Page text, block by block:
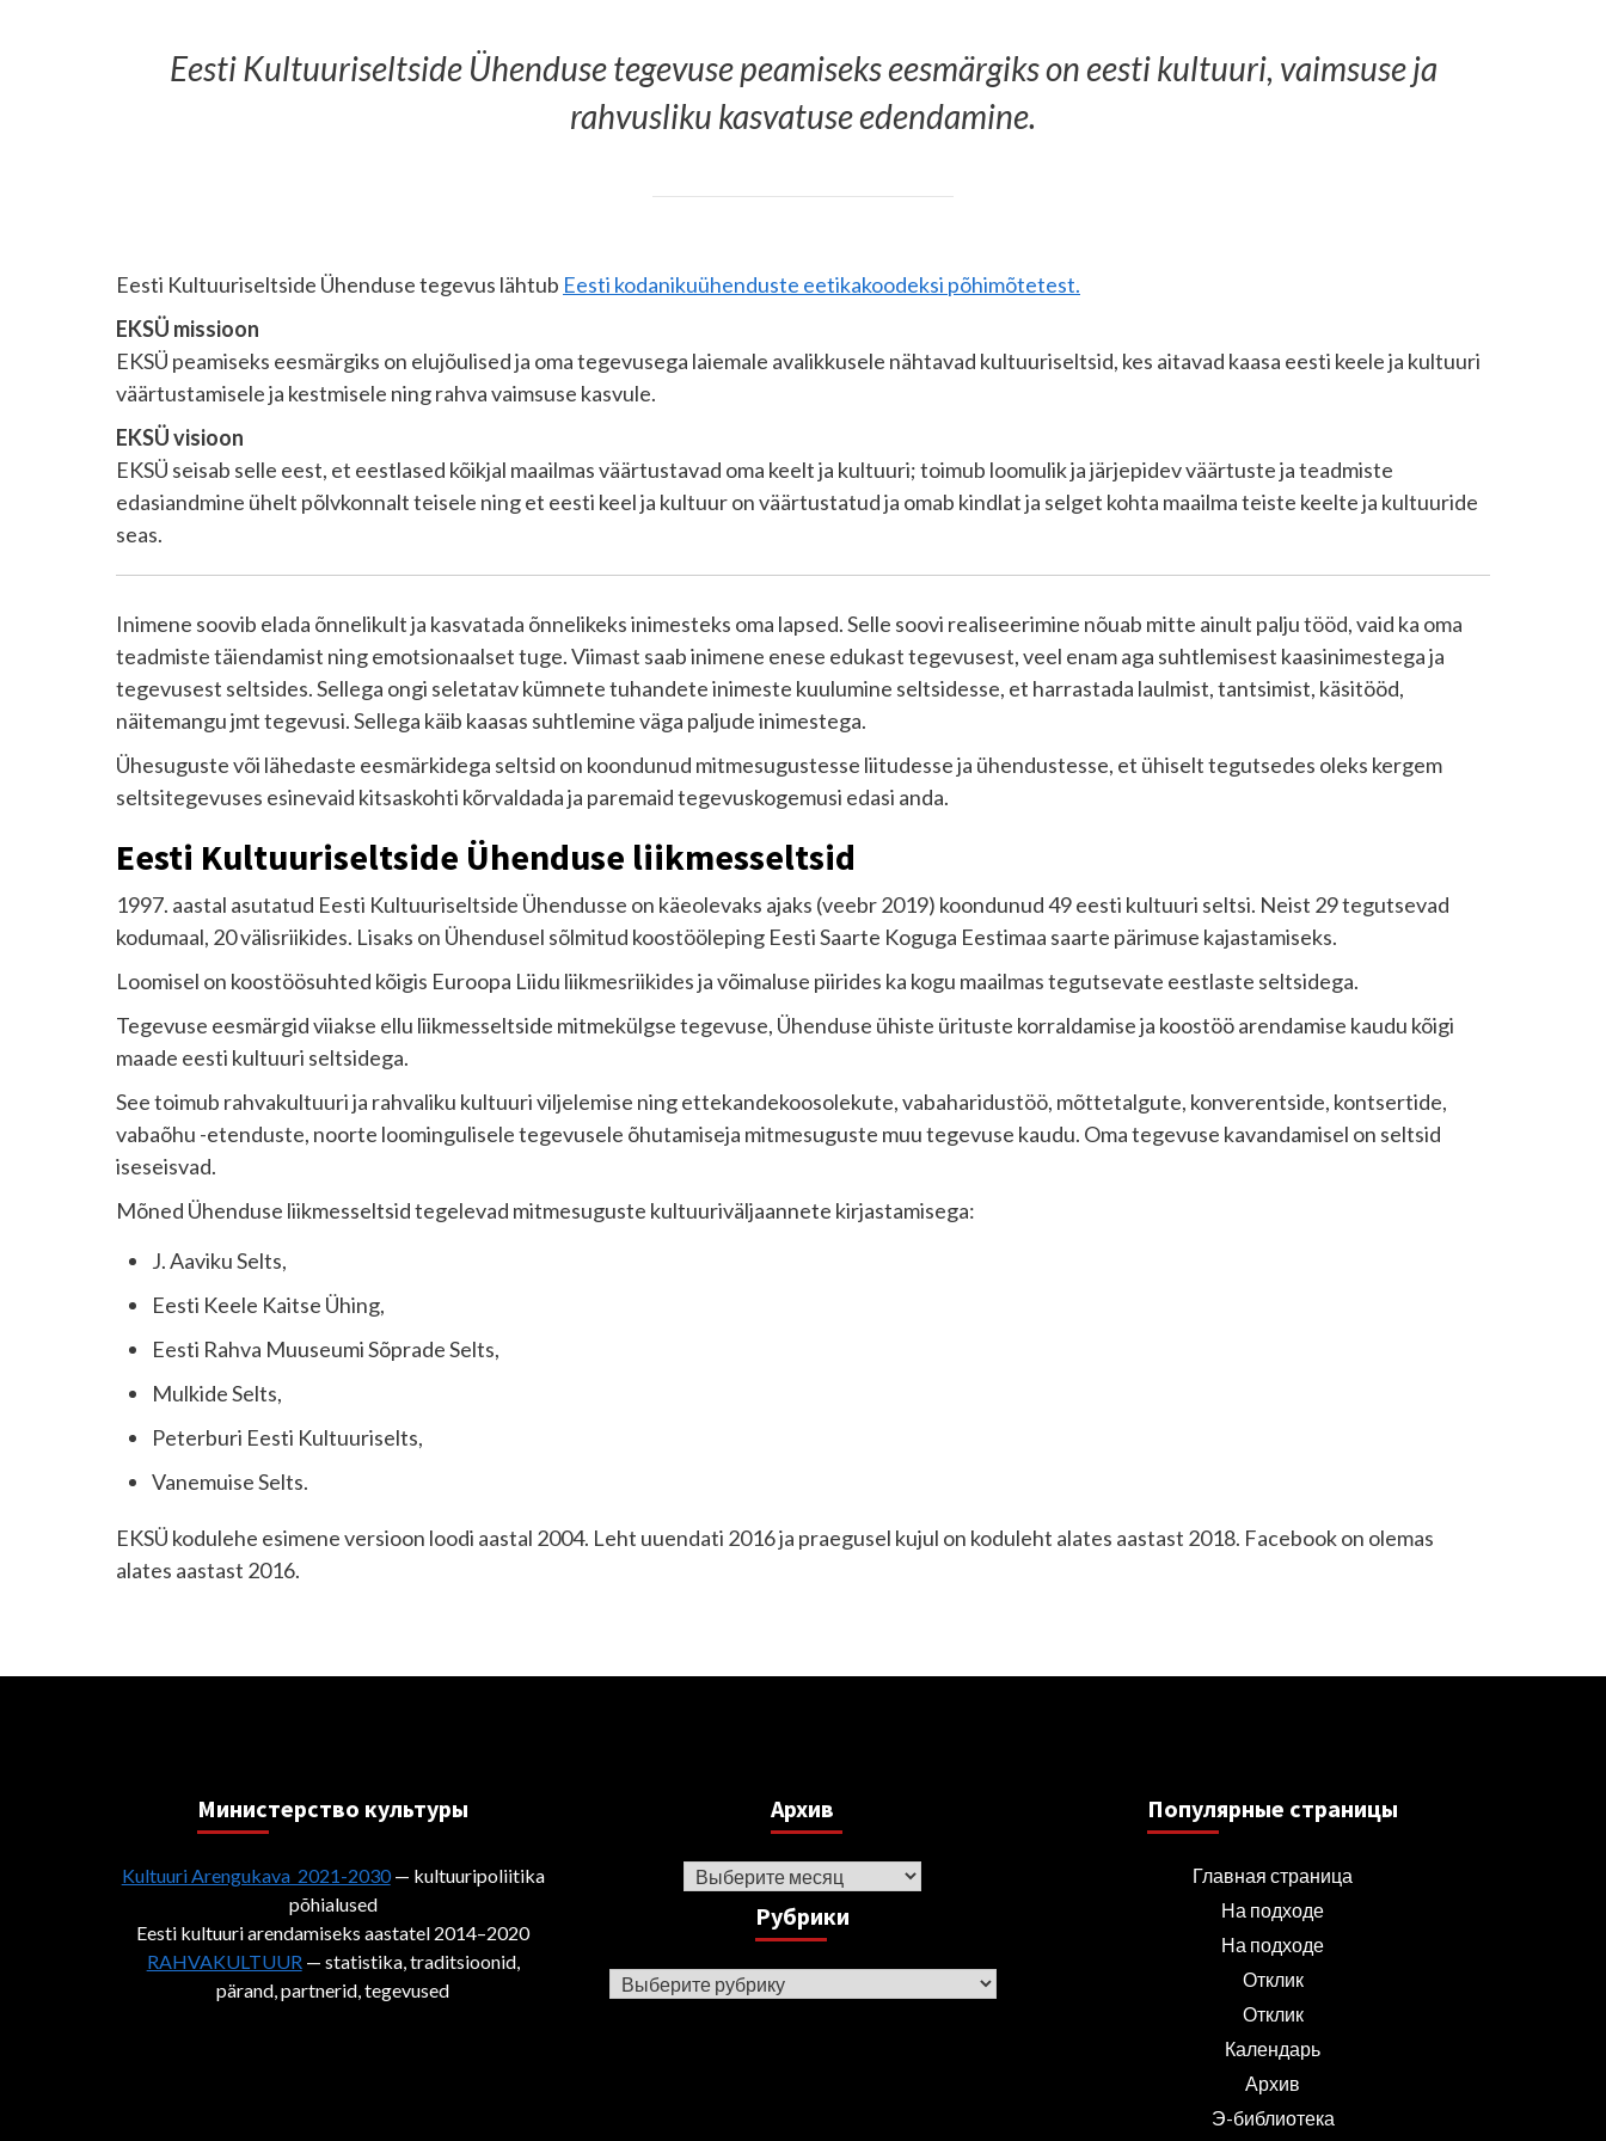
Eesti Kultuuriseltside Ühenduse tegevuse peamiseks eesmärgiks on eesti kultuuri, vaimsuse ja
rahvusliku kasvatuse edendamine.
Eesti Kultuuriseltside Ühenduse tegevus lähtub Eesti kodanikuühenduste eetikakoodeksi põhimõtetest.
EKSÜ missioon
EKSÜ peamiseks eesmärgiks on elujõulised ja oma tegevusega laiemale avalikkusele nähtavad kultuuriseltsid, kes aitavad kaasa eesti keele ja kultuuri
väärtustamisele ja kestmisele ning rahva vaimsuse kasvule.
EKSÜ visioon
EKSÜ seisab selle eest, et eestlased kõikjal maailmas väärtustavad oma keelt ja kultuuri; toimub loomulik ja järjepidev väärtuste ja teadmiste
edasiandmine ühelt põlvkonnalt teisele ning et eesti keel ja kultuur on väärtustatud ja omab kindlat ja selget kohta maailma teiste keelte ja kultuuride
seas.
Inimene soovib elada õnnelikult ja kasvatada õnnelikeks inimesteks oma lapsed. Selle soovi realiseerimine nõuab mitte ainult palju tööd, vaid ka oma
teadmiste täiendamist ning emotsionaalset tuge. Viimast saab inimene enese edukast tegevusest, veel enam aga suhtlemisest kaasinimestega ja
tegevusest seltsides. Sellega ongi seletatav kümnete tuhandete inimeste kuulumine seltsidesse, et harrastada laulmist, tantsimist, käsitööd,
näitemangu jmt tegevusi. Sellega käib kaasas suhtlemine väga paljude inimestega.
Ühesuguste või lähedaste eesmärkidega seltsid on koondunud mitmesugustesse liitudesse ja ühendustesse, et ühiselt tegutsedes oleks kergem
seltsitegevuses esinevaid kitsaskohti kõrvaldada ja paremaid tegevuskogemusi edasi anda.
Eesti Kultuuriseltside Ühenduse liikmesseltsid
1997. aastal asutatud Eesti Kultuuriseltside Ühendusse on käeolevaks ajaks (veebr 2019) koondunud 49 eesti kultuuri seltsi. Neist 29 tegutsevad
kodumaal, 20 välisriikides. Lisaks on Ühendusel sõlmitud koostööleping Eesti Saarte Koguga Eestimaa saarte pärimuse kajastamiseks.
Loomisel on koostöösuhted kõigis Euroopa Liidu liikmesriikides ja võimaluse piirides ka kogu maailmas tegutsevate eestlaste seltsidega.
Tegevuse eesmärgid viiakse ellu liikmesseltside mitmekülgse tegevuse, Ühenduse ühiste ürituste korraldamise ja koostöö arendamise kaudu kõigi
maade eesti kultuuri seltsidega.
See toimub rahvakultuuri ja rahvaliku kultuuri viljelemise ning ettekandekoosolekute, vabaharidustöö, mõttetalgute, konverentside, kontsertide,
vabaõhu -etenduste, noorte loomingulisele tegevusele õhutamiseja mitmesuguste muu tegevuse kaudu. Oma tegevuse kavandamisel on seltsid
iseseisvad.
Mõned Ühenduse liikmesseltsid tegelevad mitmesuguste kultuuriväljaannete kirjastamisega:
J. Aaviku Selts,
Eesti Keele Kaitse Ühing,
Eesti Rahva Muuseumi Sõprade Selts,
Mulkide Selts,
Peterburi Eesti Kultuuriselts,
Vanemuise Selts.
EKSÜ kodulehe esimene versioon loodi aastal 2004. Leht uuendati 2016 ja praegusel kujul on koduleht alates aastast 2018. Facebook on olemas
alates aastast 2016.
Министерствo культуры
Kultuuri Arengukava 2021-2030— kultuuripoliitika
põhialused
Eesti kultuuri arendamiseks aastatel 2014–2020
RAHVAKULTUUR— statistika, traditsioonid,
pärand, partnerid, tegevused
Архив
Архив
Рубрики
Рубрики
Популярные страницы
Главная страница
На подходе
На подходе
Отклик
Отклик
Календарь
Архив
Э-библиотека